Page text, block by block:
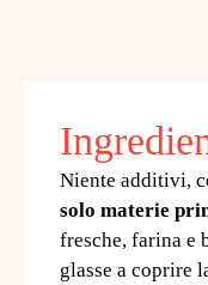
Niente additivi,
solo materie
fresche, farina e
glasse a coprire